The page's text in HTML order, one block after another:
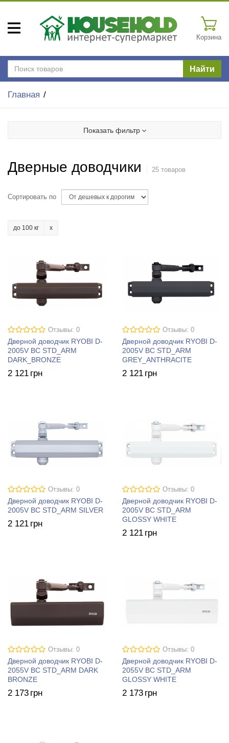
Корзина
Найти
Главная
Показать фильтр
Дверные доводчики 25 товаров
Сортировать по
до 100 кг
Отзывы: 0
Дверной доводчик RYOBI D-
2005V BC STD_ARM
DARK_BRONZE
2 121 грн
Отзывы: 0
Дверной доводчик RYOBI D-
2005V BC STD_ARM
GREY_ANTHRACITE
2 121 грн
Отзывы: 0
Дверной доводчик RYOBI D-
2005V BC STD_ARM SILVER
2 121 грн
Отзывы: 0
Дверной доводчик RYOBI D-
2005V BC STD_ARM
GLOSSY WHITE
2 121 грн
Отзывы: 0
Дверной доводчик RYOBI D-
2055V BC STD_ARM DARK
BRONZE
2 173 грн
Отзывы: 0
Дверной доводчик RYOBI D-
2055V BC STD_ARM
GLOSSY WHITE
2 173 грн